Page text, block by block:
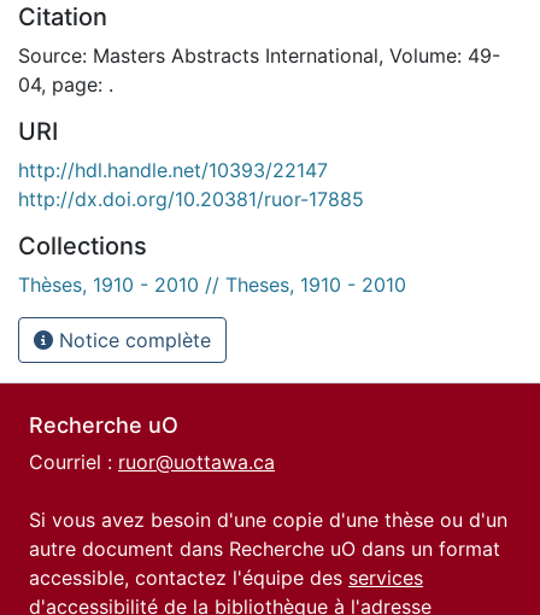
Citation
Source: Masters Abstracts International, Volume: 49-
04, page: .
URI
http://hdl.handle.net/10393/22147
http://dx.doi.org/10.20381/ruor-17885
Collections
Thèses, 1910 - 2010 // Theses, 1910 - 2010
Notice complète
Recherche uO
Courriel : ruor@uottawa.ca
Si vous avez besoin d'une copie d'une thèse ou d'un
autre document dans Recherche uO dans un format
accessible, contactez l'équipe des services
d'accessibilité de la bibliothèque à l'adresse